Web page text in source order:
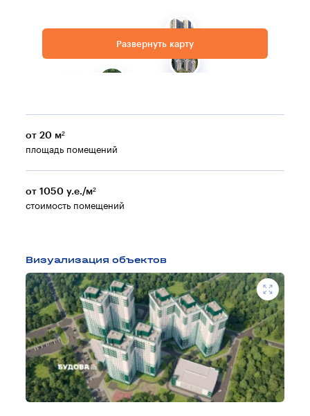
Развернуть карту
от 20 м²
площадь помещений
от 1050 у.е./м²
стоимость помещений
Визуализация объектов